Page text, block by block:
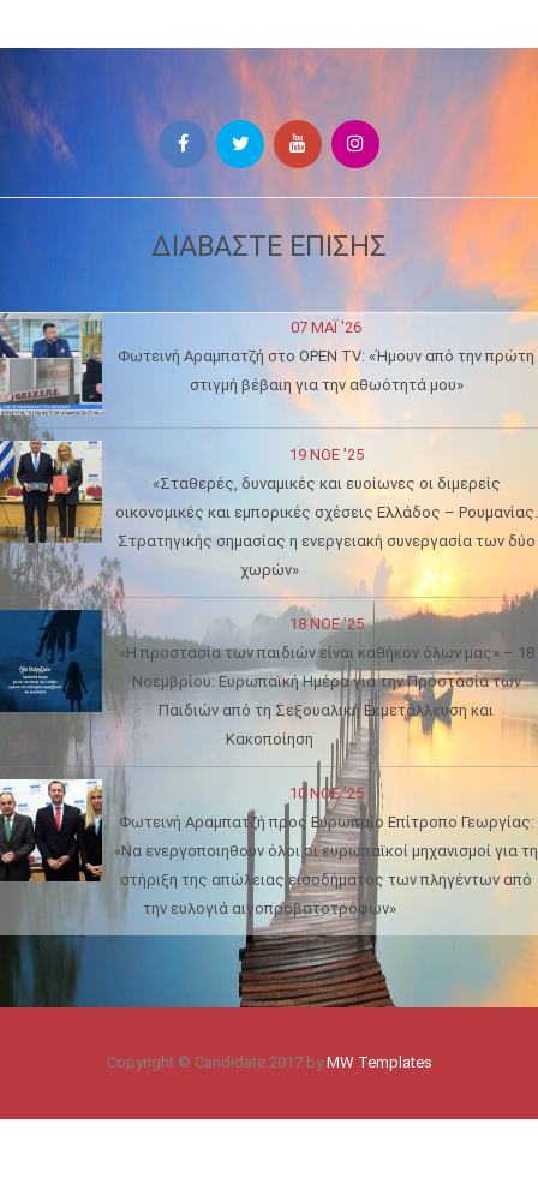
ΔΙΑΒΑΣΤΕ ΕΠΙΣΗΣ
07 ΜΑΪ́ '26
Φωτεινή Αραμπατζή στο OPEN TV: «Ήμουν από την πρώτη
στιγμή βέβαιη για την αθωότητά μου»
19 ΝΟΈ '25
«Σταθερές, δυναμικές και ευοίωνες οι διμερείς
οικονομικές και εμπορικές σχέσεις Ελλάδος – Ρουμανίας.
Στρατηγικής σημασίας η ενεργειακή συνεργασία των δύο
χωρών»
18 ΝΟΈ '25
«Η προστασία των παιδιών είναι καθήκον όλων μας» – 18
Νοεμβρίου: Ευρωπαϊκή Ημέρα για την Προστασία των
Παιδιών από τη Σεξουαλική Εκμετάλλευση και
Κακοποίηση
10 ΝΟΈ '25
Φωτεινή Αραμπατζή προς Ευρωπαίο Επίτροπο Γεωργίας:
«Να ενεργοποιηθούν όλοι οι ευρωπαϊκοί μηχανισμοί για τη
στήριξη της απώλειας εισοδήματος των πληγέντων από
την ευλογιά αιγοπροβατοτρόφων»
Copyright © Candidate 2017 by MW Templates